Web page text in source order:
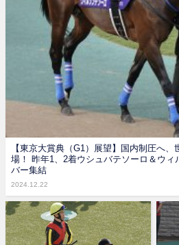
【東京大賞典（G1）展望】国内制圧へ
場！ 昨年1、2着ウシュバテソーロ＆ウィ
バー集結
2024.12.22